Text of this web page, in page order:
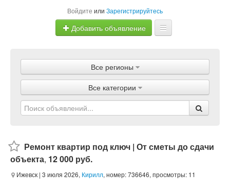
Войдите или Зарегистрируйтесь
Добавить объявление
Объявления
Магазины
Услуги
Все регионы
Все категории
Ремонт квартир под ключ | От сметы до сдачи
объекта, 12 000 руб.
Ижевск | 3 июля 2026, Кирилл, номер: 736646, просмотры: 11